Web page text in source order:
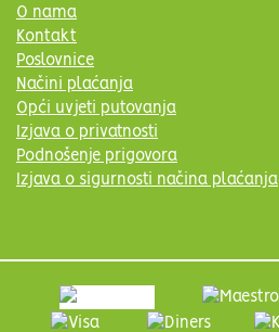
O nama
Kontakt
Poslovnice
Načini plaćanja
Opći uvjeti putovanja
Izjava o privatnosti
Podnošenje prigovora
Izjava o sigurnosti načina plaćanja